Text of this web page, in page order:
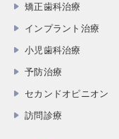
矯正歯科治療
インプラント治療
小児歯科治療
予防治療
セカンドオピニオン
訪問診療